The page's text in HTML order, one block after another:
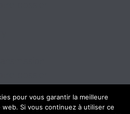
pour vous garantir la meilleure
Si vous continuez à utiliser ce